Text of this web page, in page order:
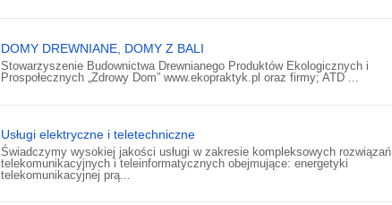
DOMY DREWNIANE, DOMY Z BALI
Stowarzyszenie Budownictwa Drewnianego Produktów Ekologicznych i
Prospołecznych „Zdrowy Dom” www.ekopraktyk.pl oraz firmy; ATD ...
Usługi elektryczne i teletechniczne
Świadczymy wysokiej jakości usługi w zakresie kompleksowych rozwiązań
telekomunikacyjnych i teleinformatycznych obejmujące: energetyki
telekomunikacyjnej prą...